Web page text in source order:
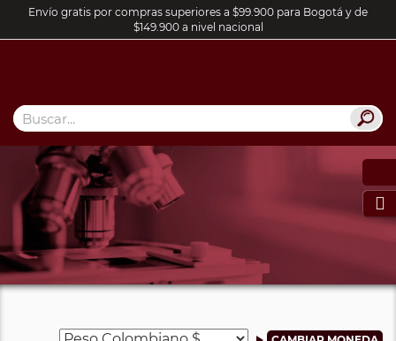
Envío gratis por compras superiores a $99.900 para Bogotá y de
$149.900 a nivel nacional
